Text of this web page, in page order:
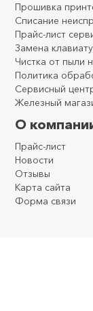
Прошивка
Списание
Прайс-лист
Замена
Чистка от пыли
Политика
Сервисный
Железный
О
Прайс-лист
Новости
Отзывы
Карта сайта
Форма связи